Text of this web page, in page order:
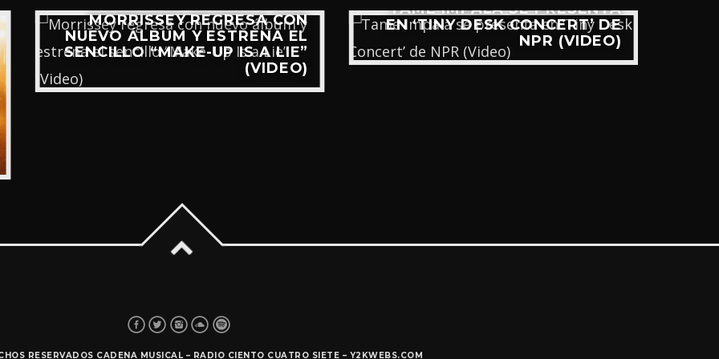
MORRISSEY REGRESA CON
NUEVO ÁLBUM Y ESTRENA EL
SENCILLO “MAKE-UP IS A LIE”
(VIDEO)
TAME IMPALA SE PRESENTA
EN ‘TINY DESK CONCERT’ DE
NPR (VIDEO)
RESERVADOS CADENA MUSICAL – RADIO CIENTO CUATRO SIETE – Y2KWEBS.COM